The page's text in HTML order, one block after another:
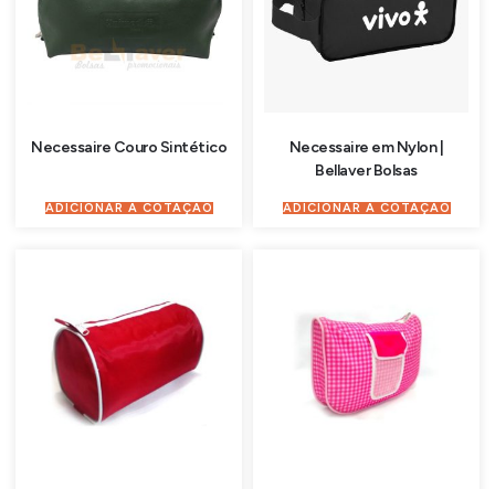
Necessaire Couro Sintético
ADICIONAR À COTAÇÃO
Necessaire em Nylon |
Bellaver Bolsas
ADICIONAR À COTAÇÃO